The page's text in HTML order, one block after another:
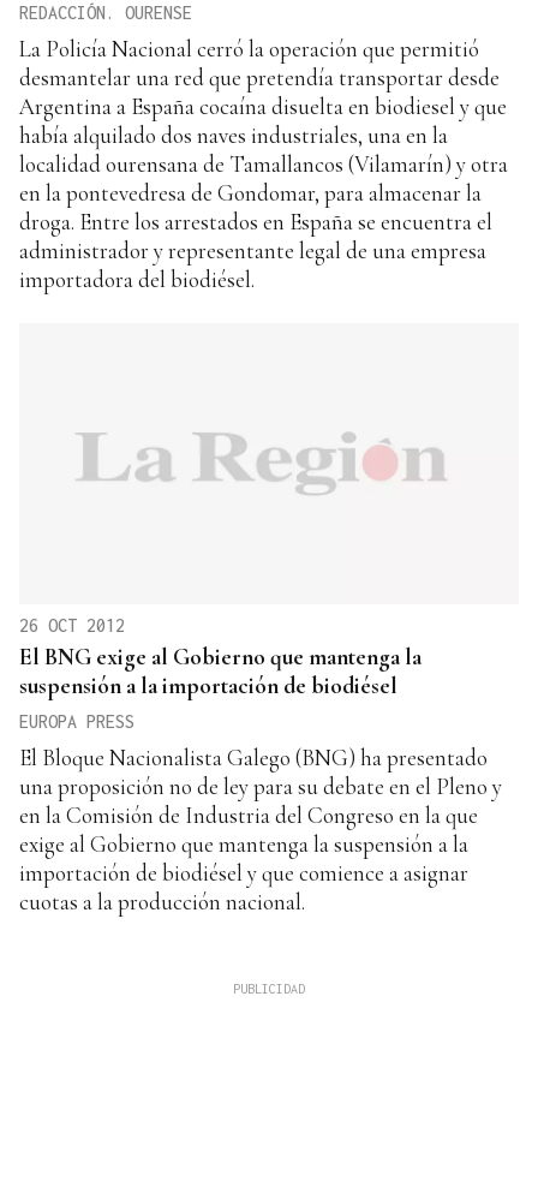
REDACCIÓN. OURENSE
La Policía Nacional cerró la operación que permitió
desmantelar una red que pretendía transportar desde
Argentina a España cocaína disuelta en biodiesel y que
había alquilado dos naves industriales, una en la
localidad ourensana de Tamallancos (Vilamarín) y otra
en la pontevedresa de Gondomar, para almacenar la
droga. Entre los arrestados en España se encuentra el
administrador y representante legal de una empresa
importadora del biodiésel.
26 OCT 2012
El BNG exige al Gobierno que mantenga la
suspensión a la importación de biodiésel
EUROPA PRESS
El Bloque Nacionalista Galego (BNG) ha presentado
una proposición no de ley para su debate en el Pleno y
en la Comisión de Industria del Congreso en la que
exige al Gobierno que mantenga la suspensión a la
importación de biodiésel y que comience a asignar
cuotas a la producción nacional.